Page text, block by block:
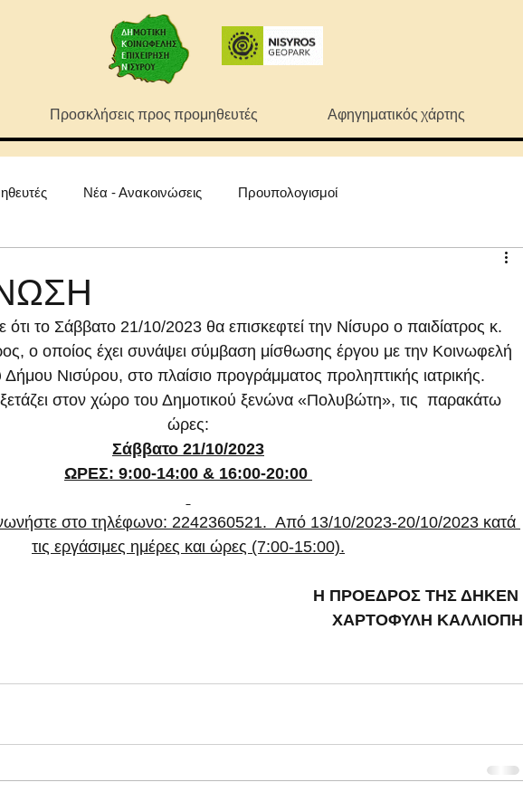
Προσκλήσεις προς προμηθευτές Αφηγηματικός χάρτης
Νέα - Ανακοινώσεις Προυπολογισμοί
το Σάββατο 21/10/2023 θα επισκεφτεί την Νίσυρο ο παιδίατρος κ.
ο οποίος έχει συνάψει σύμβαση μίσθωσης έργου με την Κοινωφελή
Δήμου Νισύρου, στο πλαίσιο προγράμματος προληπτικής ιατρικής.
στον χώρο του Δημοτικού ξενώνα «Πολυβώτη», τις  παρακάτω
ώρες:
Σάββατο 21/10/2023
ΩΡΕΣ: 9:00-14:00 & 16:00-20:00
στο τηλέφωνο: 2242360521.  Από 13/10/2023-20/10/2023 κατά
τις εργάσιμες ημέρες και ώρες (7:00-15:00).
Η ΠΡΟΕΔΡΟΣ ΤΗΣ ΔΗΚΕΝ
ΧΑΡΤΟΦΥΛΗ ΚΑΛΛΙΟΠΗ